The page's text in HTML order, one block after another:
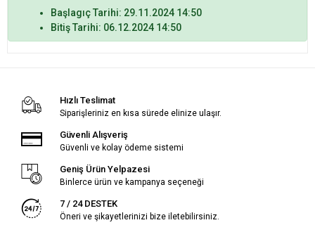
Başlagıç Tarihi: 29.11.2024 14:50
Bitiş Tarihi: 06.12.2024 14:50
Hızlı Teslimat
Siparişleriniz en kısa sürede elinize ulaşır.
Güvenli Alışveriş
Güvenli ve kolay ödeme sistemi
Geniş Ürün Yelpazesi
Binlerce ürün ve kampanya seçeneği
7 / 24 DESTEK
Öneri ve şikayetlerinizi bize iletebilirsiniz.